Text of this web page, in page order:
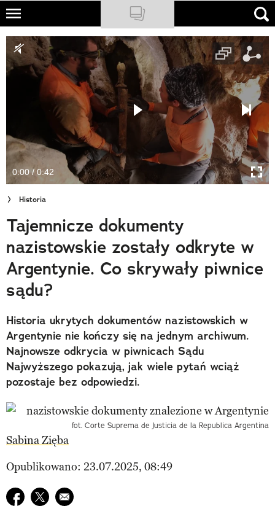
Skip
main
content
NATIONAL GEOGRAPHIC
TRAVELER
PODCASTY
Newsletter
Cuda Polski
Wielki Konkurs Fotograficzny
Trendbook Podróżniczy
Polecane
0:00 / 0:42
Historia
Tajemnicze dokumenty
nazistowskie zostały odkryte w
Argentynie. Co skrywały piwnice
sądu?
Historia ukrytych dokumentów nazistowskich w
Argentynie nie kończy się na jednym archiwum.
Najnowsze odkrycia w piwnicach Sądu
Najwyższego pokazują, jak wiele pytań wciąż
pozostaje bez odpowiedzi.
fot. Corte Suprema de Justicia de la Republica Argentina
Sabina Zięba
Opublikowano: 23.07.2025, 08:49
Udostępnij na facebook
Udostępnij na twitter
E-mail do przyjaciela